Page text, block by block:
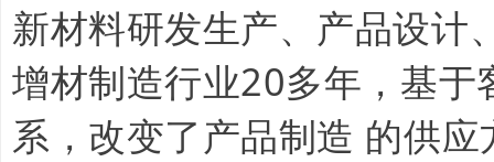
新材料研发生产、产品设计
增材制造行业20多年，基
系，改变了产品制造 的供